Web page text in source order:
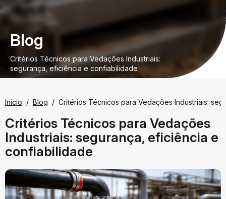
Blog
Critérios Técnicos para Vedações Industriais:
segurança, eficiência e confiabilidade
Início Blog Critérios Técnicos para Vedações Industriais:
Critérios Técnicos para Vedações
Industriais: segurança, eficiência e
confiabilidade